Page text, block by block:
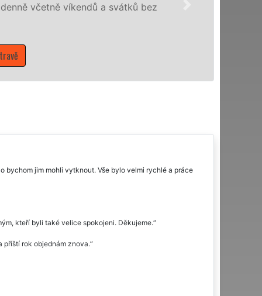
včetně víkendů a svátků bez
bychom jim mohli vytknout. Vše bylo velmi rychlé a práce
kteří byli také velice spokojeni. Děkujeme.
příští rok objednám znova.